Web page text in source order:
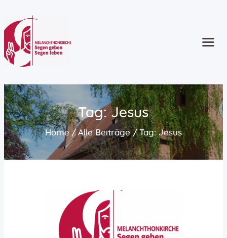
Tag: Jesus
Home Alle Beiträge Tag: Jesus
Start
Gottesdienste
Angebote
Kinder und Familie
Jugend
Erwachsene
Ältere Menschen
Konfirmation
Taufe | Trauung | Bestattung
Aktiv gegen Missbrauch